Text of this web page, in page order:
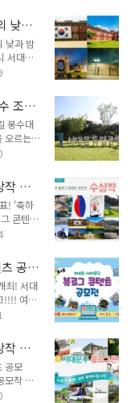
이 왔
껴졌습
오랬동
데이트
속에서
이아 숲
서 불
낮과
낮과 밤
서대문
'서대
투옥
되었으
역사를
서대문
서대문
시간은
조
자락
봉수대
오르는
지하철
지판이
서대
관'이 나
로 세상
리고
락한
작 발
! '축하
콘텐츠
의 적
습니다.
어요!
편의 수
립니다
수상
역사
공
최! 서대
!!!! 여러
모
~
로그
거와
문구의
야기 ▶
작 발
공모
모작 중
의 마